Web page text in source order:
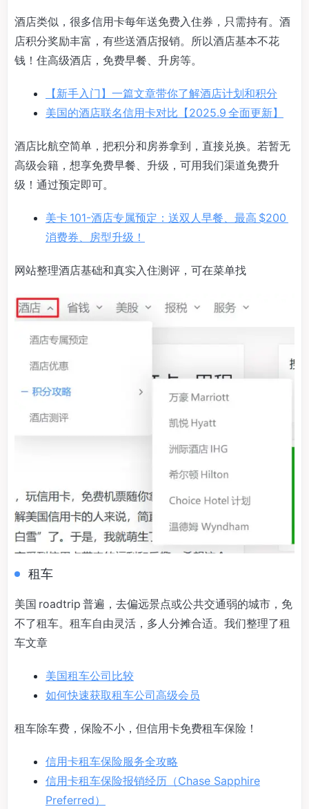
酒店类似，很多信用卡每年送免费入住券，只需持有。酒
店积分奖励丰富，有些送酒店报销。所以酒店基本不花
钱！住高级酒店，免费早餐、升房等。
【新手入门】一篇文章带你了解酒店计划和积分
美国的酒店联名信用卡对比【2025.9 全面更新】
酒店比航空简单，把积分和房券拿到，直接兑换。若暂无
高级会籍，想享免费早餐、升级，可用我们渠道免费升
级！通过预定即可。
美卡 101-酒店专属预定：送双人早餐、最高 $200
消费券、房型升级！
网站整理酒店基础和真实入住测评，可在菜单找
租车
美国 roadtrip 普遍，去偏远景点或公共交通弱的城市，免
不了租车。租车自由灵活，多人分摊合适。我们整理了租
车文章
美国租车公司比较
如何快速获取租车公司高级会员
租车除车费，保险不小，但信用卡免费租车保险！
信用卡租车保险服务全攻略
信用卡租车保险报销经历（Chase Sapphire
Preferred）